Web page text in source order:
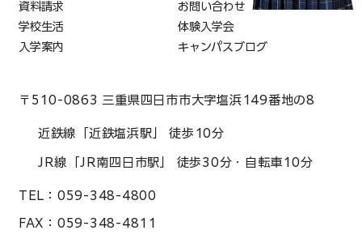
〒510-0863 三重県四日市市大字塩浜149番地の8
近鉄線「近鉄塩浜駅」 徒歩10分
JR線「JR南四日市駅」 徒歩30分・自転車10分
TEL： 059-348-4800
FAX： 059-348-4811
資料請求
お問い合わせ
学校生活
体験入学会
入学案内
キャンパスブログ